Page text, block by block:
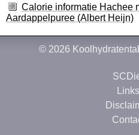
Calorie informatie Hachee
Aardappelpuree (Albert Heijn)
© 2026
Links